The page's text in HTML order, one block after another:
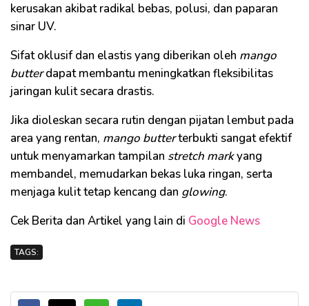
kerusakan akibat radikal bebas, polusi, dan paparan
sinar UV.
Sifat oklusif dan elastis yang diberikan oleh mango
butterdapat membantu meningkatkan fleksibilitas
jaringan kulit secara drastis.
Jika dioleskan secara rutin dengan pijatan lembut pada
area yang rentan, mango butterterbukti sangat efektif
untuk menyamarkan tampilan stretch markyang
membandel, memudarkan bekas luka ringan, serta
menjaga kulit tetap kencang dan glowing.
Cek Berita dan Artikel yang lain di Google News
TAGS: